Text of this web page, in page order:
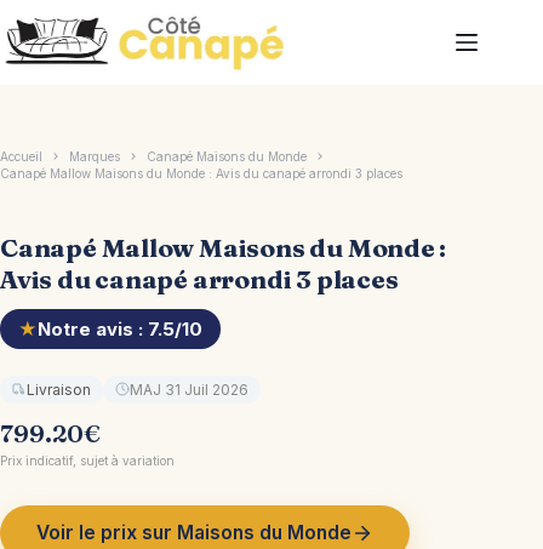
au
contenu
Accueil Marques
Canapé Maisons du Monde
Canapé Mallow Maisons du Monde : Avis du canapé arrondi 3 places
Canapé Mallow Maisons du Monde :
Avis du canapé arrondi 3 places
★Notre avis : 7.5/10
Livraison MAJ 31 Juil 2026
799.20€
Prix indicatif, sujet à variation
Voir le prix sur Maisons du Monde